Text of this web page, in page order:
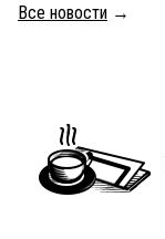
Все новости →